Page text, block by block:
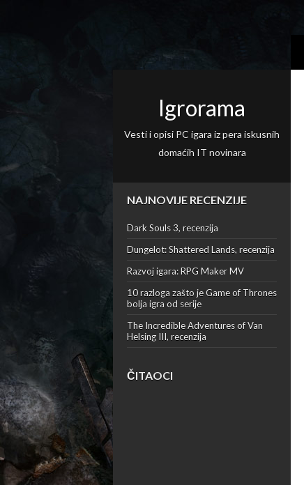
Igrorama
Vesti i opisi PC igara iz pera iskusnih
domaćih IT novinara
NAJNOVIJE RECENZIJE
Dark Souls 3, recenzija
Dungelot: Shattered Lands, recenzija
Razvoj igara: RPG Maker MV
10 razloga zašto je Game of Thrones
bolja igra od serije
The Incredible Adventures of Van
Helsing III, recenzija
ČITAOCI